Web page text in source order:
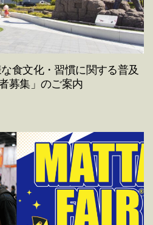
食文化・習慣に関する普及
募集」のご案内